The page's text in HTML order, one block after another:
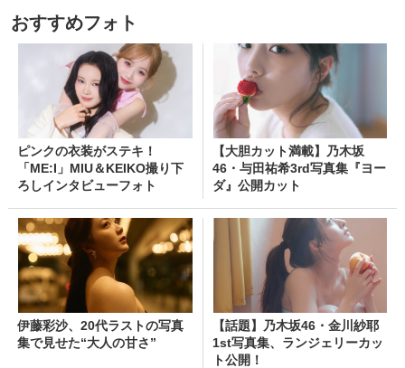
おすすめフォト
ピンクの衣装がステキ！
「ME:I」MIU＆KEIKO撮り下
ろしインタビューフォト
【大胆カット満載】乃木坂
46・与田祐希3rd写真集『ヨー
ダ』公開カット
伊藤彩沙、20代ラストの写真
集で見せた“大人の甘さ”
【話題】乃木坂46・金川紗耶
1st写真集、ランジェリーカッ
ト公開！